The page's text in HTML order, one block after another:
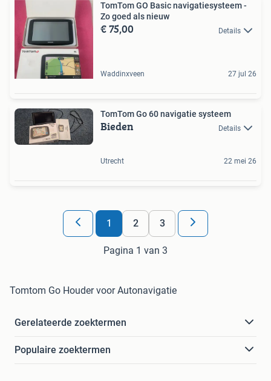
TomTom GO Basic navigatiesysteem -
Zo goed als nieuw
€ 75,00 Details
Waddinxveen 27 jul 26
TomTom Go 60 navigatie systeem
Bieden Details
Utrecht 22 mei 26
1 2 3
Pagina 1 van 3
Tomtom Go Houder voor Autonavigatie
Gerelateerde zoektermen
Populaire zoektermen